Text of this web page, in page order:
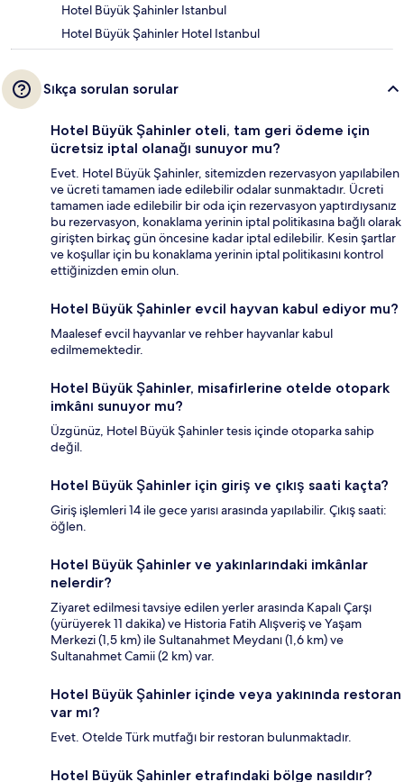
Hotel Büyük Şahinler Istanbul
Hotel Büyük Şahinler Hotel Istanbul
Sıkça sorulan sorular
Hotel Büyük Şahinler oteli, tam geri ödeme için
ücretsiz iptal olanağı sunuyor mu?
Evet. Hotel Büyük Şahinler, sitemizden rezervasyon yapılabilen
ve ücreti tamamen iade edilebilir odalar sunmaktadır. Ücreti
tamamen iade edilebilir bir oda için rezervasyon yaptırdıysanız
bu rezervasyon, konaklama yerinin iptal politikasına bağlı olarak
girişten birkaç gün öncesine kadar iptal edilebilir. Kesin şartlar
ve koşullar için bu konaklama yerinin iptal politikasını kontrol
ettiğinizden emin olun.
Hotel Büyük Şahinler evcil hayvan kabul ediyor mu?
Maalesef evcil hayvanlar ve rehber hayvanlar kabul
edilmemektedir.
Hotel Büyük Şahinler, misafirlerine otelde otopark
imkânı sunuyor mu?
Üzgünüz, Hotel Büyük Şahinler tesis içinde otoparka sahip
değil.
Hotel Büyük Şahinler için giriş ve çıkış saati kaçta?
Giriş işlemleri 14 ile gece yarısı arasında yapılabilir. Çıkış saati:
öğlen.
Hotel Büyük Şahinler ve yakınlarındaki imkânlar
nelerdir?
Ziyaret edilmesi tavsiye edilen yerler arasında Kapalı Çarşı
(yürüyerek 11 dakika) ve Historia Fatih Alışveriş ve Yaşam
Merkezi (1,5 km) ile Sultanahmet Meydanı (1,6 km) ve
Sultanahmet Camii (2 km) var.
Hotel Büyük Şahinler içinde veya yakınında restoran
var mı?
Evet. Otelde Türk mutfağı bir restoran bulunmaktadır.
Hotel Büyük Şahinler etrafındaki bölge nasıldır?